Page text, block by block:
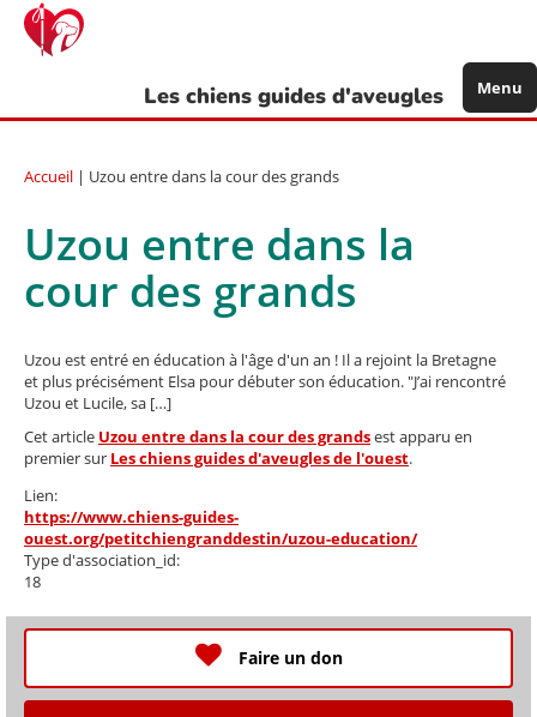
Aller
contenu
Les chiens guides d'aveugles Menu
Accueil | Uzou entre dans la cour des grands
Uzou entre dans la
cour des grands
Uzou est entré en éducation à l'âge d'un an ! Il a rejoint la Bretagne
et plus précisément Elsa pour débuter son éducation. "J’ai rencontré
Uzou et Lucile, sa […]
Cet article Uzou entre dans la cour des grandsest apparu en
premier sur Les chiens guides d'aveugles de l'ouest.
Lien:
https://www.chiens-guides-
ouest.org/petitchiengranddestin/uzou-education/
Type d'association_id:
18
Faire un don